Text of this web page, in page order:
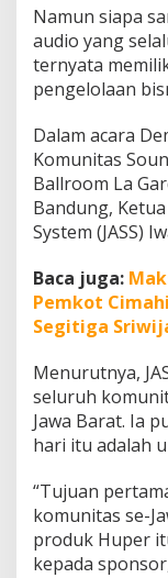
Namun siapa
audio yang
ternyata
pengelolaan
Dalam acara
Komunitas
Ballroom La
Bandung,
System (JASS)
Baca juga:
Pemkot
Segitiga
Menurutnya,
seluruh
Jawa Barat. Ia
hari itu adalah
“Tujuan
komunitas se-
produk Huper
kepada